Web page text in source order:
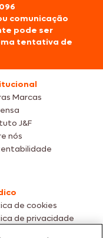
comunicação
pode ser
tentativa de
Marcas
J&F
nós
de cookies
de privacidade